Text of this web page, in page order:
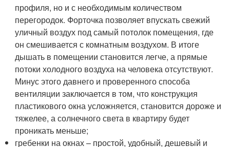
профиля, но и с необходимым количеством
перегородок. Форточка позволяет впускать свежий
уличный воздух под самый потолок помещения, где
он смешивается с комнатным воздухом. В итоге
дышать в помещении становится легче, а прямые
потоки холодного воздуха на человека отсутствуют.
Минус этого давнего и проверенного способа
вентиляции заключается в том, что конструкция
пластикового окна усложняется, становится дороже и
тяжелее, а солнечного света в квартиру будет
проникать меньше;
гребенки на окнах – простой, удобный, дешевый и